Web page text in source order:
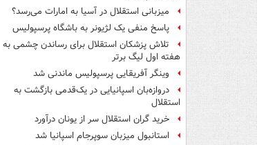
میزبانی استقلال در آسیا به امارات می‌رسد؟
پاسخ منفی یک لژیونر به باشگاه پرسپولیس
تلاش پزشکان استقلال برای رساندن چشمی به
هفته اول لیگ برتر
وینگر آفریقایی پرسپولیس ماندنی شد
دروازه‌بان اسپانیایی در یک‌قدمی بازگشت به
استقلال
خرید گران استقلال سر از یونان درآورد
استانبول میزبان سوپرجام اسپانیا شد